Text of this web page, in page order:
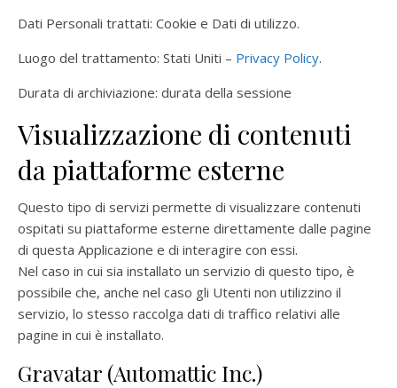
Dati Personali trattati: Cookie e Dati di utilizzo.
Luogo del trattamento: Stati Uniti – Privacy Policy.
Durata di archiviazione: durata della sessione
Visualizzazione di contenuti
da piattaforme esterne
Questo tipo di servizi permette di visualizzare contenuti
ospitati su piattaforme esterne direttamente dalle pagine
di questa Applicazione e di interagire con essi.
Nel caso in cui sia installato un servizio di questo tipo, è
possibile che, anche nel caso gli Utenti non utilizzino il
servizio, lo stesso raccolga dati di traffico relativi alle
pagine in cui è installato.
Gravatar (Automattic Inc.)